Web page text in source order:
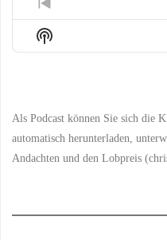
Previous
Episode
Show
Podcast
Als Podcast können Sie sich die
automatisch herunterladen,
Andachten und den Lobpreis